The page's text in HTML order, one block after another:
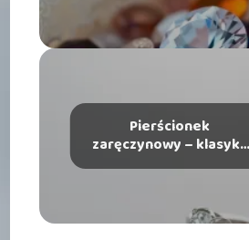
Pierścionek
zaręczynowy – klasyka
czy oryginalny design?